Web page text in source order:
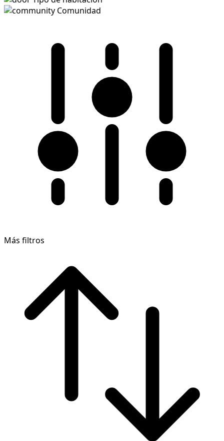
Comunidad
Más filtros